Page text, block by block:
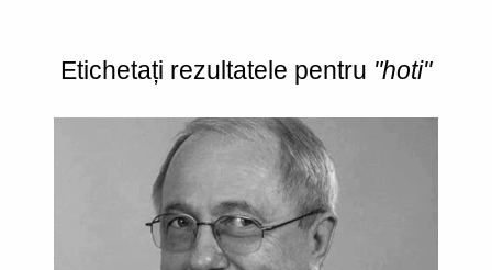
Etichetați rezultatele pentru "hoti"